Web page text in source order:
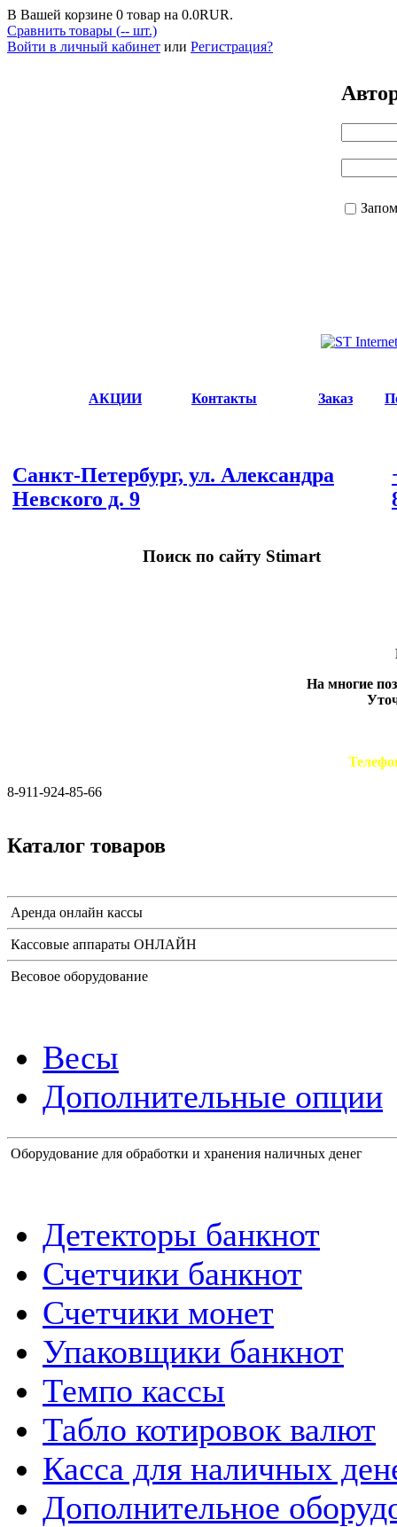
В Вашей корзине 0 товар на 0.0RUR.
Сравнить товары (-- шт.)
Войти в личный кабинет или Регистрация?
АКЦИИ Контакты Заказ
Санкт-Петербург, ул. Александра
Невского д. 9
Поиск по сайту Stimart
На многие
8-911-924-85-66
Каталог товаров
Аренда онлайн кассы
Кассовые аппараты ОНЛАЙН
Весовое оборудование
Весы
Дополнительные опции
Оборудование для обработки и хранения наличных денег
Детекторы банкнот
Счетчики банкнот
Счетчики монет
Упаковщики банкнот
Темпо кассы
Табло котировок валют
Касса для наличных
Дополнительное